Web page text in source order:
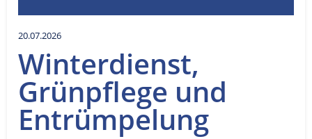
20.07.2026
Winterdienst,
Grünpflege und
Entrümpelung